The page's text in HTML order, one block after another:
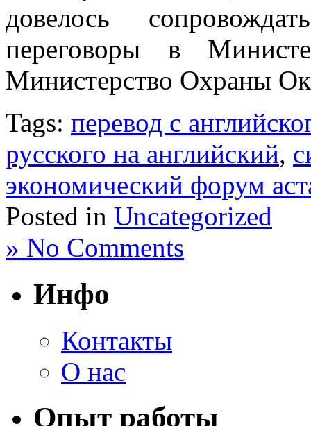
довелось
переговоры в
Министерство Охраны
Tags: перевод с
русского на английский,
экономический форум
Posted in Uncategorized
» No Comments
Инфо
Контакты
О нас
Опыт работы